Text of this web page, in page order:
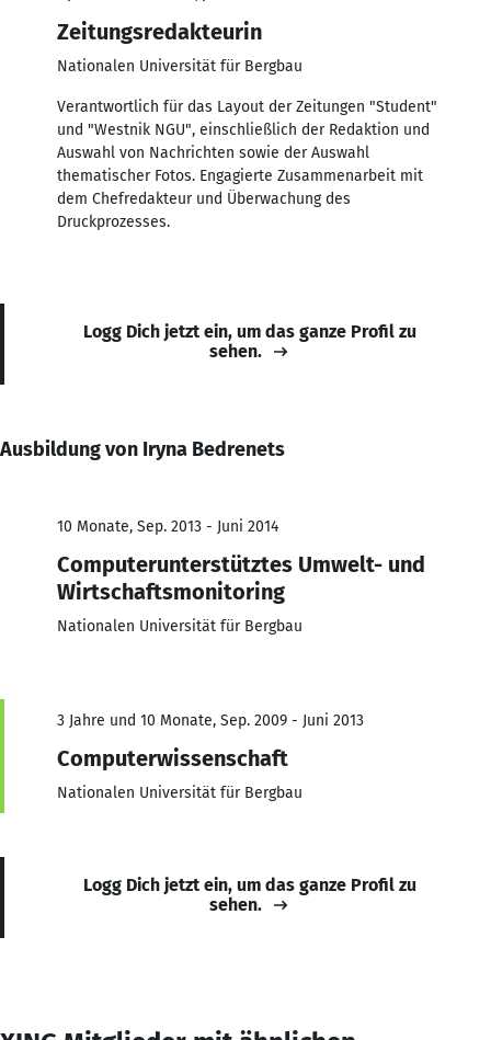
Zeitungsredakteurin
Nationalen Universität für Bergbau
Verantwortlich für das Layout der Zeitungen "Student"
und "Westnik NGU", einschließlich der Redaktion und
Auswahl von Nachrichten sowie der Auswahl
thematischer Fotos. Engagierte Zusammenarbeit mit
dem Chefredakteur und Überwachung des
Druckprozesses.
Logg Dich jetzt ein, um das ganze Profil zu
sehen.
Ausbildung von Iryna Bedrenets
10 Monate, Sep. 2013 - Juni 2014
Computerunterstütztes Umwelt- und
Wirtschaftsmonitoring
Nationalen Universität für Bergbau
3 Jahre und 10 Monate, Sep. 2009 - Juni 2013
Computerwissenschaft
Nationalen Universität für Bergbau
Logg Dich jetzt ein, um das ganze Profil zu
sehen.